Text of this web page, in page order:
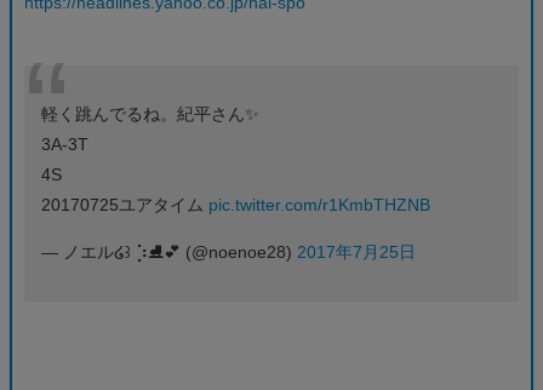
軽く跳んでるね。紀平さん✨
3A-3T
4S
20170725ユアタイム pic.twitter.com/r1KmbTHZNB
— ノエル໒꒱ ⡱⛸️💕 (@noenoe28) 2017年7月25日